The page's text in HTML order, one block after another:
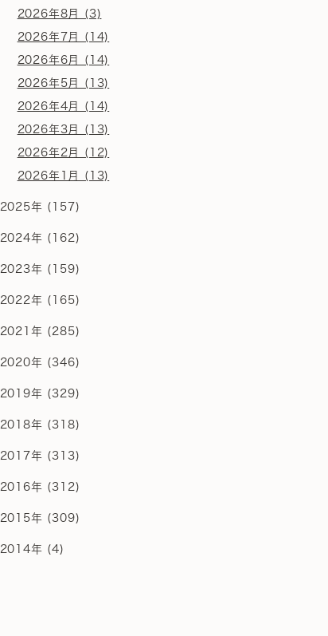
2026年8月 (3)
2026年7月 (14)
2026年6月 (14)
2026年5月 (13)
2026年4月 (14)
2026年3月 (13)
2026年2月 (12)
2026年1月 (13)
2025年 (157)
2024年 (162)
2023年 (159)
2022年 (165)
2021年 (285)
2020年 (346)
2019年 (329)
2018年 (318)
2017年 (313)
2016年 (312)
2015年 (309)
2014年 (4)